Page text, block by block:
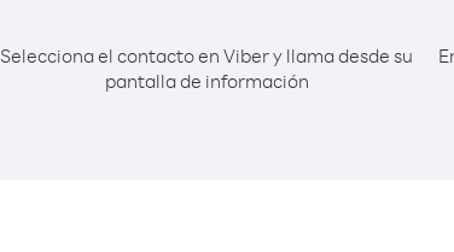
Selecciona el contacto en Viber y llama desde su
pantalla de información